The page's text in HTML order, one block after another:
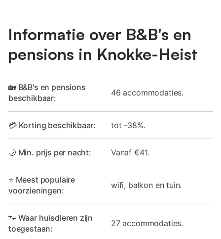
Informatie over B&B's en
pensions in Knokke-Heist
🏡 B&B's en pensions
beschikbaar:
46 accommodaties.
💳 Korting beschikbaar: tot -38%.
🌙 Min. prijs per nacht: Vanaf €41.
⭐ Meest populaire
voorzieningen:
wifi, balkon en tuin.
🐾 Waar huisdieren zijn
toegestaan:
27 accommodaties.